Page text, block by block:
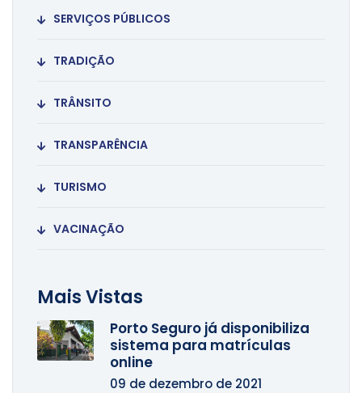
SERVIÇOS PÚBLICOS
TRADIÇÃO
TRÂNSITO
TRANSPARÊNCIA
TURISMO
VACINAÇÃO
Mais Vistas
Porto Seguro já disponibiliza
sistema para matrículas
online
09 de dezembro de 2021